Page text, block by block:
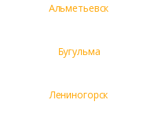
Альметьевск
Бугульма
Лениногорск